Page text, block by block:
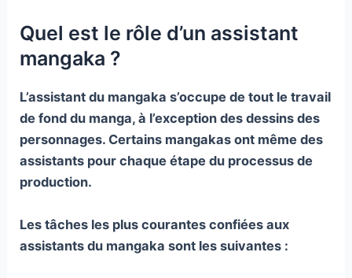
Quel est le rôle d’un assistant
mangaka ?
L’assistant du mangaka s’occupe de tout le travail
de fond du manga, à l’exception des dessins des
personnages. Certains mangakas ont même des
assistants pour chaque étape du processus de
production.
Les tâches les plus courantes confiées aux
assistants du mangaka sont les suivantes :